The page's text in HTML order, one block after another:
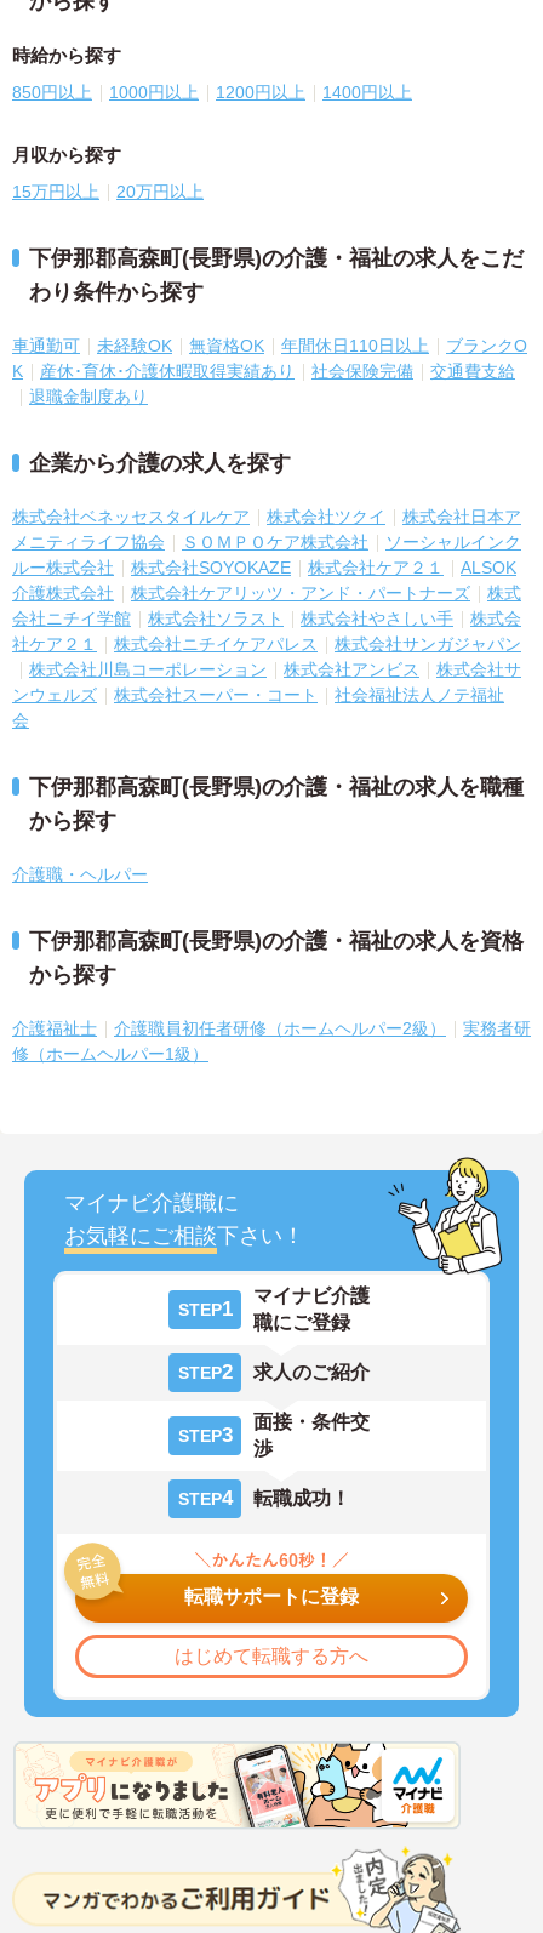
時給から探す
850円以上 1000円以上 1200円以上 1400円以上
月収から探す
15万円以上 20万円以上
下伊那郡高森町(長野県)の介護・福祉の求人をこだ
わり条件から探す
車通勤可 未経験OK 無資格OK 年間休日110日以上
ブランクO
K
産休･育休･介護休暇取得実績あり 社会保険完備
交通費支給
退職金制度あり
企業から介護の求人を探す
株式会社ベネッセスタイルケア 株式会社ツクイ
株式会社日本ア
メニティライフ協会
ＳＯＭＰＯケア株式会社
ソーシャルインク
ルー株式会社
株式会社SOYOKAZE 株式会社ケア２１
ALSOK
介護株式会社
株式会社ケアリッツ・アンド・パートナーズ
株式
会社ニチイ学館
株式会社ソラスト 株式会社やさしい手
株式会
社ケア２１
株式会社ニチイケアパレス
株式会社サンガジャパン
株式会社川島コーポレーション
株式会社アンビス
株式会社サ
ンウェルズ
株式会社スーパー・コート
社会福祉法人ノテ福祉
会
下伊那郡高森町(長野県)の介護・福祉の求人を職種
から探す
介護職・ヘルパー
下伊那郡高森町(長野県)の介護・福祉の求人を資格
から探す
介護福祉士 介護職員初任者研修（ホームヘルパー2級）
実務者研
修（ホームヘルパー1級）
マイナビ介護職に
お気軽にご相談下さい！
STEP1
マイナビ介護
職にご登録
STEP2 求人のご紹介
STEP3
面接・条件交
渉
STEP4 転職成功！
転職サポートに登録
はじめて転職する方へ